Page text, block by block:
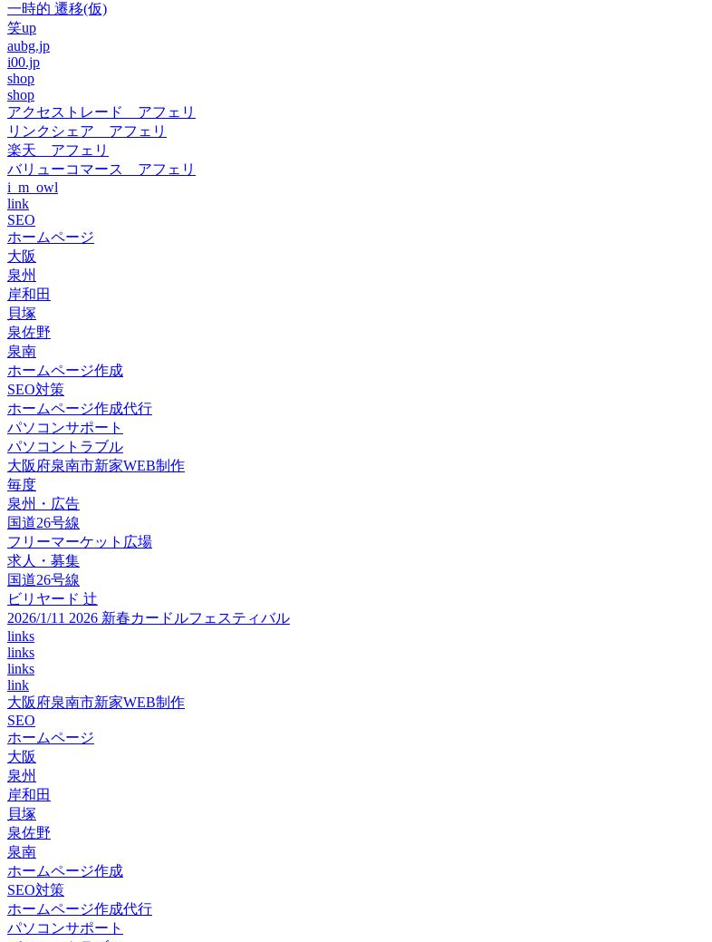
一時的 遷移(仮)
笑up
aubg.jp
i00.jp
shop
shop
アクセストレード アフェリ
リンクシェア アフェリ
楽天 アフェリ
バリューコマース アフェリ
i_m_owl
link
SEO
ホームページ
大阪
泉州
岸和田
貝塚
泉佐野
泉南
ホームページ作成
SEO対策
ホームページ作成代行
パソコンサポート
パソコントラブル
大阪府泉南市新家WEB制作
毎度
泉州・広告
国道26号線
フリーマーケット広場
求人・募集
国道26号線
ビリヤード 辻
2026/1/11 2026 新春カードルフェスティバル
links
links
links
link
大阪府泉南市新家WEB制作
SEO
ホームページ
大阪
泉州
岸和田
貝塚
泉佐野
泉南
ホームページ作成
SEO対策
ホームページ作成代行
パソコンサポート